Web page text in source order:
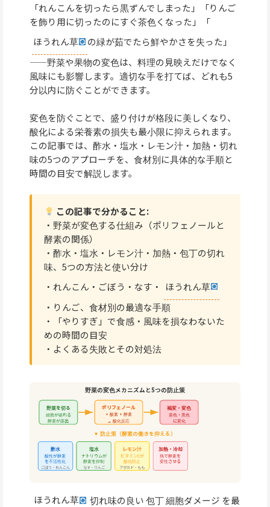
「れんこんを切ったら黒ずんでしまった」「りんご
を飾り用に切ったのにすぐ茶色くなった」「
ほうれん草
の緑が茹でたら鮮やかさを失った」
——野菜や果物の変色は、料理の見映えだけでなく
風味にも影響します。適切な手を打てば、どれも5
分以内に防ぐことができます。
変色を防ぐことで、盛り付けが格段に美しくなり、
酸化による栄養素の損失も最小限に抑えられます。
この記事では、酢水・塩水・レモン汁・加熱・切れ
味の5つのアプローチを、食材別に具体的な手順と
時間の目安で解説します。
この記事で分かること:
・野菜が変色する仕組み（ポリフェノールと
酵素の関係）
・酢水・塩水・レモン汁・加熱・包丁の切れ
味、5つの方法と使い分け
・れんこん・ごぼう・なす・
ほうれん草
・りんご、食材別の最適な手順
・「やりすぎ」で食感・風味を損なわないた
めの時間の目安
・よくある失敗とその対処法
野菜の変色メカニズムと5つの防止策
野菜を切る
細胞が破れる
酵素が露出
ポリフェノール
+ 酸素 + 酵素
→ 酸化反応
褐変・変色
茶色・黒色
に変化
▼ 防止策（酵素の働きを抑える）
酢水
酸性が酵素
を不活性化
ごぼう・れんこん
塩水
ナトリウムが
酵素を抑制
なす・りんご
レモン汁
ビタミンCが
酸化防止
アボカド・もも
加熱・冷却
熱で酵素を
変性させる
ほうれん草 切れ味の良い包丁細胞ダメージ を最